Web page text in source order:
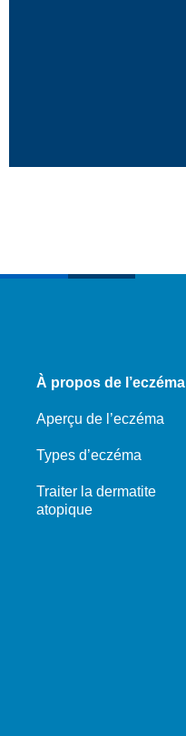
À propos de l’eczéma
Aperçu de l’eczéma
Types d’eczéma
Traiter la dermatite
atopique